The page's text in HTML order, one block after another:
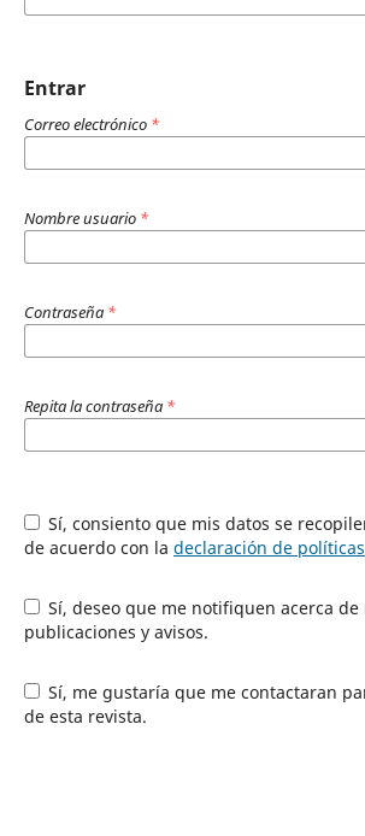
Entrar
Correo electrónico *
Nombre usuario *
Contraseña *
Repita la contraseña *
Sí, consiento que mis datos se recopilen y se almacenen
de acuerdo con la declaración de políticas
Sí, deseo que me notifiquen acerca de nuevas
publicaciones y avisos.
Sí, me gustaría que me contactaran para revisar artículos
de esta revista.